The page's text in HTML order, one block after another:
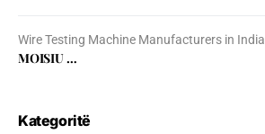
Wire Testing Machine Manufacturers in India
MOISIU …
Kategoritë